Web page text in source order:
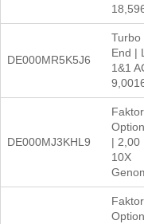
DE000MR5K5J6
Turbo
End |
1&1
DE000MJ3KHL9
| 2,00
10X